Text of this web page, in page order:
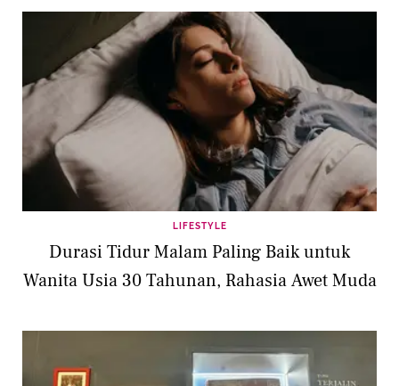
LIFESTYLE
Durasi Tidur Malam Paling Baik untuk
Wanita Usia 30 Tahunan, Rahasia Awet Muda